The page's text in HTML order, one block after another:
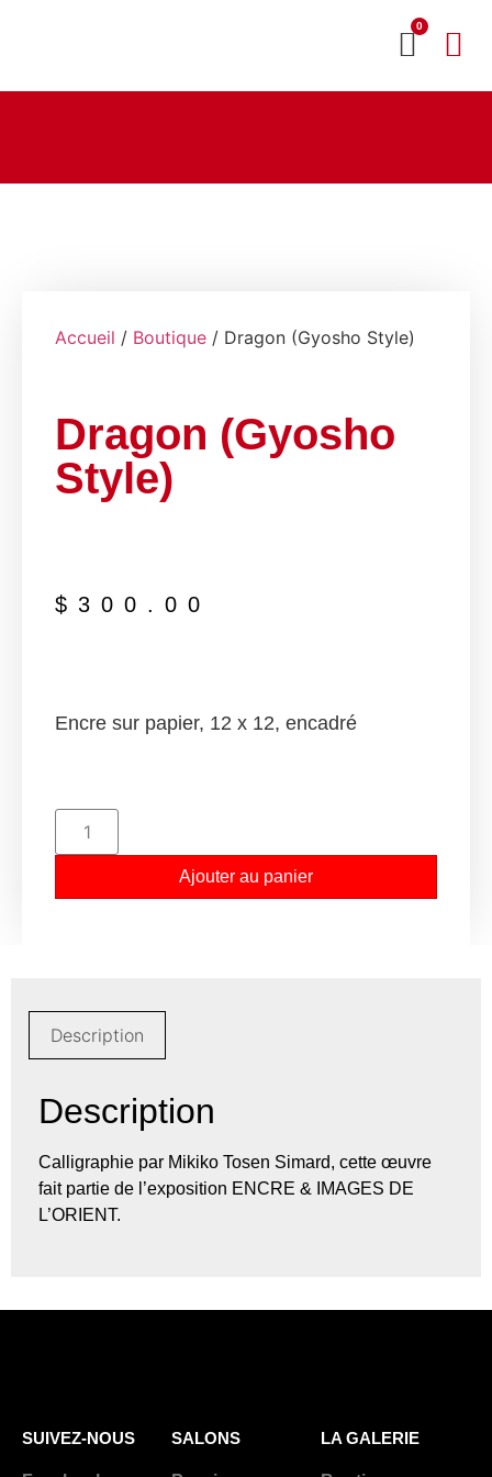
0
Accueil / Boutique / Dragon (Gyosho Style)
Dragon (Gyosho
Style)
$ 300.00
Encre sur papier, 12 x 12, encadré
Ajouter au panier
Description
Description
Calligraphie par Mikiko Tosen Simard, cette œuvre
fait partie de l’exposition ENCRE & IMAGES DE
L’ORIENT.
SUIVEZ-NOUS SALONS LA GALERIE